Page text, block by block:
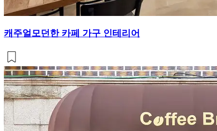
캐주얼모던한 카페 가구 인테리어